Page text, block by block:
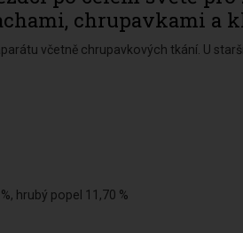
chrupavkami a
včetně chrupavkových tkání. U
hrubý popel 11,70 %